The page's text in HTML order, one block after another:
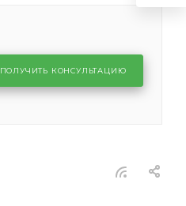
ПОЛУЧИТЬ КОНСУЛЬТАЦИЮ